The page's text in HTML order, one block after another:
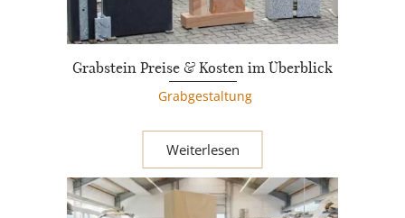
Grabstein Preise & Kosten im Überblick
Grabgestaltung
Weiterlesen